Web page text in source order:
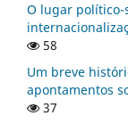
O lugar político-
58
Um breve
apontamentos
37